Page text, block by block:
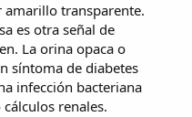
amarillo transparente.
es otra señal de
La orina opaca o
síntoma de diabetes
infección bacteriana
renales.